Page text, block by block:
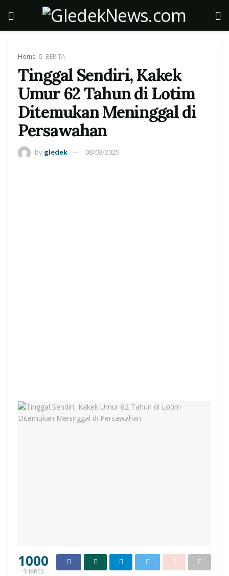
Home BERITA
Tinggal Sendiri, Kakek
Umur 62 Tahun di Lotim
Ditemukan Meninggal di
Persawahan
by gledek 08/03/2025
1000
SHARES